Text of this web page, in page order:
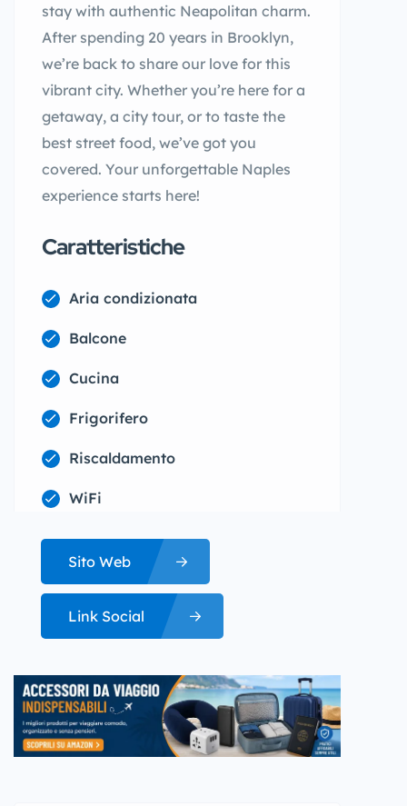
stay with authentic Neapolitan charm.
After spending 20 years in Brooklyn,
we’re back to share our love for this
vibrant city. Whether you’re here for a
getaway, a city tour, or to taste the
best street food, we’ve got you
covered. Your unforgettable Naples
experience starts here!
Caratteristiche
Aria condizionata
Balcone
Cucina
Frigorifero
Riscaldamento
WiFi
Sito Web
Link Social